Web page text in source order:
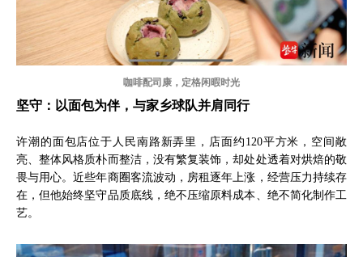
咖啡配司康，定格闲暇时光
坚守：以面包为伴，与家乡球队并肩同行
许潮的面包店位于人民南路新弄里，店面约120平方米，空间敞
亮、整体风格质朴而整洁，没有繁复装饰，却处处透着对烘焙的敬
畏与用心。近些年商圈客流波动，房租逐年上涨，经营压力持续存
在，但他始终坚守品质底线，绝不压缩原料成本、绝不简化制作工
艺。